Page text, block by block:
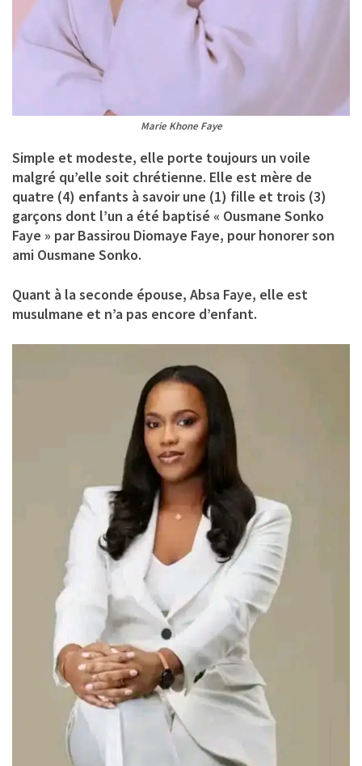
Marie Khone Faye
Simple et modeste, elle porte toujours un voile
malgré qu’elle soit chrétienne. Elle est mère de
quatre (4) enfants à savoir une (1) fille et trois (3)
garçons dont l’un a été baptisé « Ousmane Sonko
Faye » par Bassirou Diomaye Faye, pour honorer son
ami Ousmane Sonko.
Quant à la seconde épouse, Absa Faye, elle est
musulmane et n’a pas encore d’enfant.